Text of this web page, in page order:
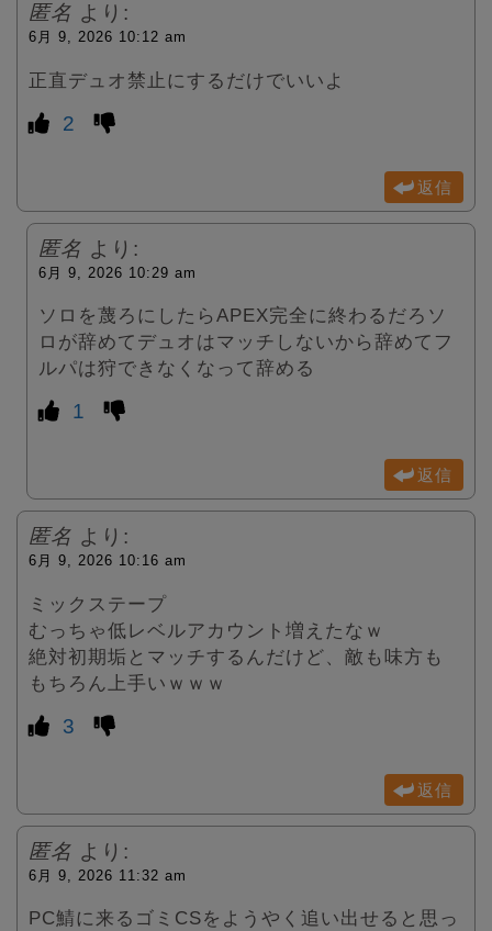
匿名 より:
6月 9, 2026 10:12 am
正直デュオ禁止にするだけでいいよ
2
返信
匿名 より:
6月 9, 2026 10:29 am
ソロを蔑ろにしたらAPEX完全に終わるだろソ
ロが辞めてデュオはマッチしないから辞めてフ
ルパは狩できなくなって辞める
1
返信
匿名 より:
6月 9, 2026 10:16 am
ミックステープ
むっちゃ低レベルアカウント増えたなｗ
絶対初期垢とマッチするんだけど、敵も味方も
もちろん上手いｗｗｗ
3
返信
匿名 より:
6月 9, 2026 11:32 am
PC鯖に来るゴミCSをようやく追い出せると思っ